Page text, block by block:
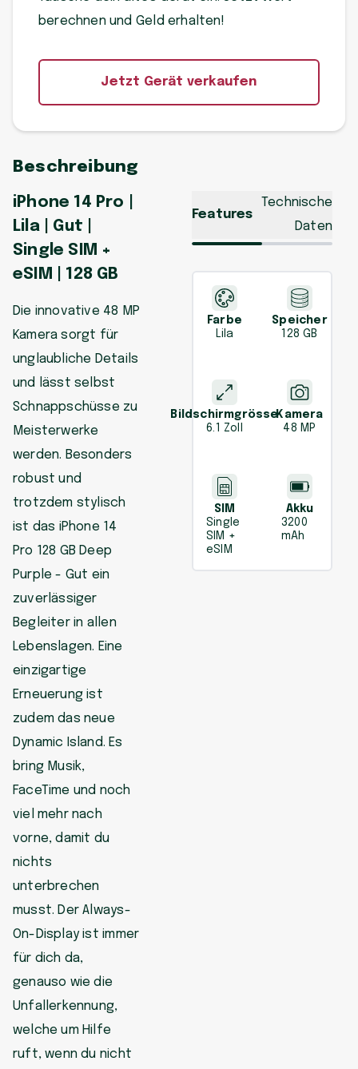
berechnen und Geld erhalten!
Jetzt Gerät verkaufen
Beschreibung
iPhone 14 Pro |
Lila | Gut |
Single SIM +
eSIM | 128 GB
Die innovative 48 MP
Kamera sorgt für
unglaubliche Details
und lässt selbst
Schnappschüsse zu
Meisterwerke
werden. Besonders
robust und
trotzdem stylisch
ist das iPhone 14
Pro 128 GB Deep
Purple - Gut ein
zuverlässiger
Begleiter in allen
Lebenslagen. Eine
einzigartige
Erneuerung ist
zudem das neue
Dynamic Island. Es
bring Musik,
FaceTime und noch
viel mehr nach
vorne, damit du
nichts
unterbrechen
musst. Der Always-
On-Display ist immer
für dich da,
genauso wie die
Unfallerkennung,
welche um Hilfe
ruft, wenn du nicht
Features
Technische
Daten
Farbe
Lila
Speicher
128 GB
Bildschirmgrösse
6.1 Zoll
Kamera
48 MP
SIM
Single
SIM +
eSIM
Akku
3200
mAh